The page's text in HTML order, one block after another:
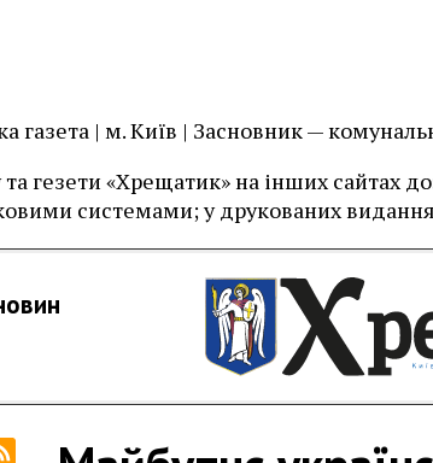
газета | м. Київ | Засновник —
гезети «Хрещатик» на інших сайтах
системами; у друкованих